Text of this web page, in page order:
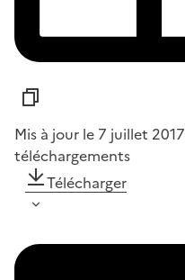
Mis à jour le 7 juillet 2017
téléchargements
Télécharger